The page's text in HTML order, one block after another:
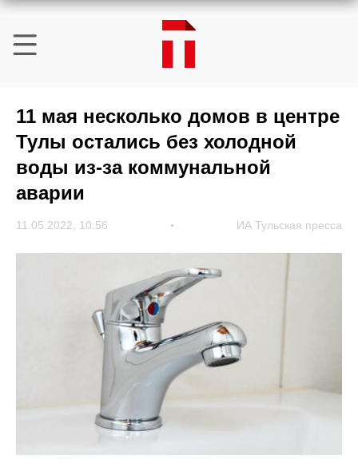
11 мая несколько домов в центре
Тулы остались без холодной
воды из-за коммунальной
аварии
11.05.2022, 10:56 ИА Тульская пресса